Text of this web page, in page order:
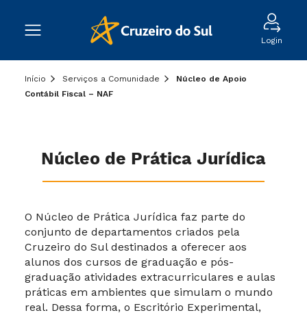
Login
Início Serviços a Comunidade
Núcleo de Apoio
Contábil Fiscal – NAF
Núcleo de Prática Jurídica
O Núcleo de Prática Jurídica faz parte do
conjunto de departamentos criados pela
Cruzeiro do Sul destinados a oferecer aos
alunos dos cursos de graduação e pós-
graduação atividades extracurriculares e aulas
práticas em ambientes que simulam o mundo
real. Dessa forma, o Escritório Experimental,